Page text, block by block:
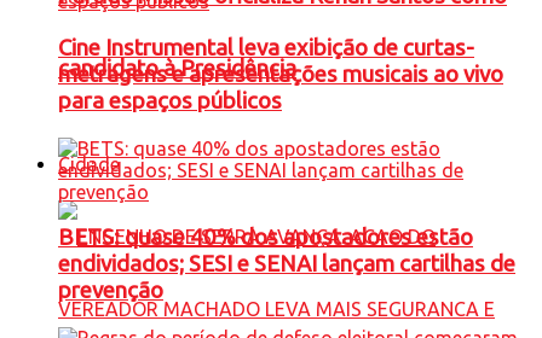
candidato à Presidência
Cidade
Cine Instrumental leva exibição de curtas-
metragens e apresentações musicais ao vivo
para espaços públicos
BETS: quase 40% dos apostadores estão
endividados; SESI e SENAI lançam cartilhas de
prevenção